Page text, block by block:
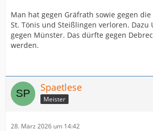
Man hat gegen Gräfrath sowie gegen
St. Tönis und Steißlingen verloren. Dazu
gegen Münster. Das dürfte gegen
werden.
Spaetlese
Meister
28. März 2026 um 14:42